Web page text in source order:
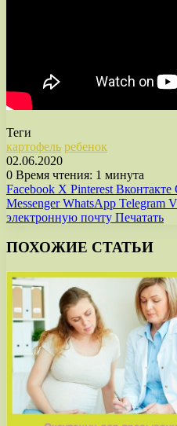
Теги
картофель ребенок
02.06.2020
0 Время чтения: 1 минута
Facebook X Pinterest Вконтакте
Messenger WhatsApp Telegram
электронную почту Печатать
ПОХОЖИЕ СТАТЬИ